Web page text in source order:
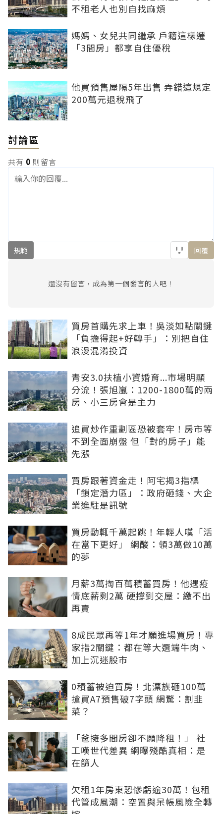
不租老人也別自找麻煩
媽媽、女兒共同繼承 戶籍這樣遷
「3間房」都享自住優稅
他買預售屋隔5年出售 弄錯這規定
200萬元退稅飛了
討論區
共有 0 則留言
規範 回覆
還沒有留言，成為第一個發言的人吧！
買房首購先求上車！吳淡如點關鍵
「負擔得起+好轉手」：別把自住
浪漫混淆投資
青安3.0扶植小資婚育...市場明顯
分流！張旭嵐：1200-1800萬的兩
房、小三房會是主力
追買炒作重劃區恐被套牢！房市等
不到全面崩盤 但「對的房子」能
先漲
買房跟著資金走！阿宅揭3指標
「鎖定潛力區」：政府砸錢、大企
業進駐是訊號
買房動輒千萬起跳！年輕人嘆「活
在當下更好」 網酸：領3萬做10萬
的夢
月薪3萬掏百萬積蓄買房！他遇疫
情底薪剩2萬 硬撐到交屋：繳不出
再賣
8成民眾再等1年才願進場買房！專
家指2關鍵：都在等大選端牛肉、
加上沉迷股市
0積蓄被迫買房！北漂族砸100萬
搶買A7預售破7字頭 網驚：割韭
菜？
「爸擁多間房卻不願降租！」 社
工嘆世代差異 網曝殘酷真相：是
在篩人
欠租1年房東恐慘虧逾30萬！包租
代管成風潮：空置與呆帳風險全轉